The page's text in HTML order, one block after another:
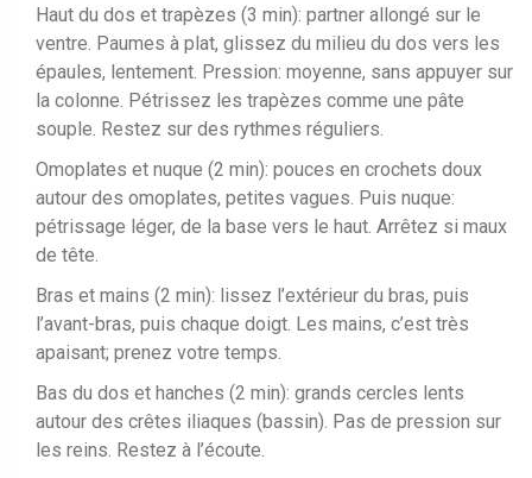
Haut du dos et trapèzes (3 min): partner allongé sur le
ventre. Paumes à plat, glissez du milieu du dos vers les
épaules, lentement. Pression: moyenne, sans appuyer sur
la colonne. Pétrissez les trapèzes comme une pâte
souple. Restez sur des rythmes réguliers.
Omoplates et nuque (2 min): pouces en crochets doux
autour des omoplates, petites vagues. Puis nuque:
pétrissage léger, de la base vers le haut. Arrêtez si maux
de tête.
Bras et mains (2 min): lissez l’extérieur du bras, puis
l’avant-bras, puis chaque doigt. Les mains, c’est très
apaisant; prenez votre temps.
Bas du dos et hanches (2 min): grands cercles lents
autour des crêtes iliaques (bassin). Pas de pression sur
les reins. Restez à l’écoute.